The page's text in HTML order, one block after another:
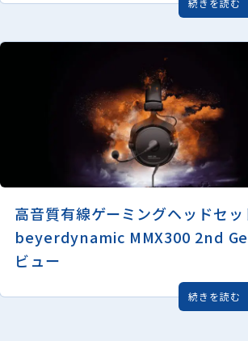
続きを読む
高音質有線ゲーミングヘッドセッ
beyerdynamic MMX300 2nd
ビュー
続きを読む